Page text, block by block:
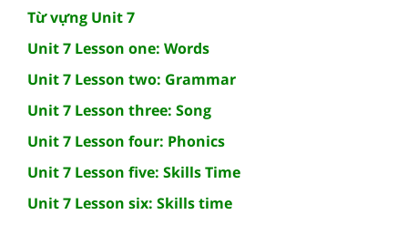
Từ vựng Unit 7
Unit 7 Lesson one: Words
Unit 7 Lesson two: Grammar
Unit 7 Lesson three: Song
Unit 7 Lesson four: Phonics
Unit 7 Lesson five: Skills Time
Unit 7 Lesson six: Skills time